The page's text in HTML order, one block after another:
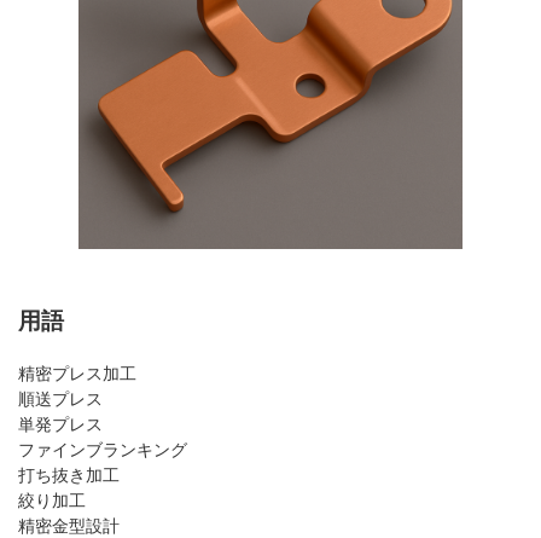
用語
精密プレス加工
順送プレス
単発プレス
ファインブランキング
打ち抜き加工
絞り加工
精密金型設計